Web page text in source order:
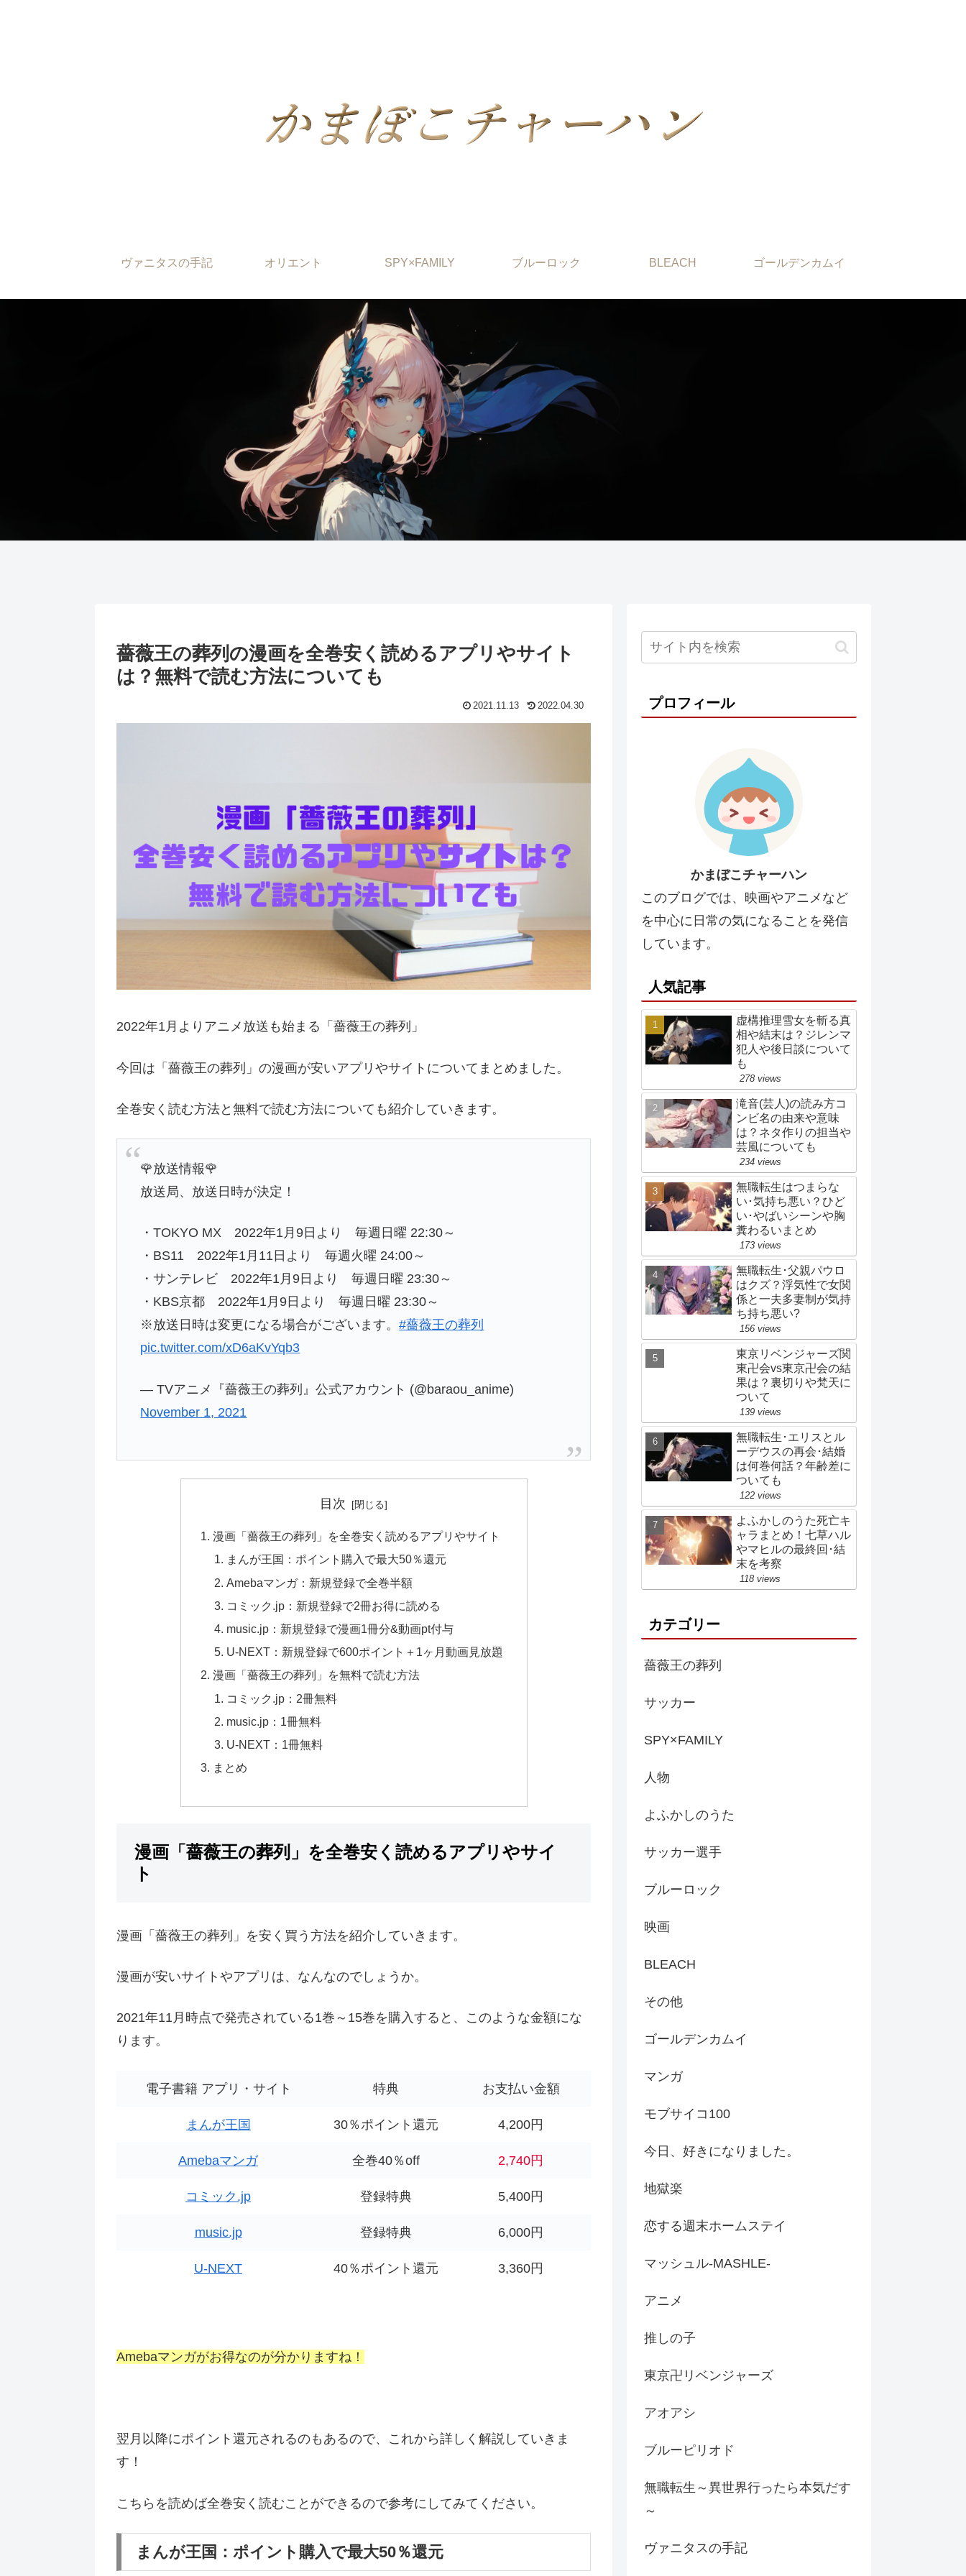
ヴァニタスの手記 オリエント SPY×FAMILY ブルーロック BLEACH ゴールデンカムイ
薔薇王の葬列の漫画を全巻安く読めるアプリやサイト
は？無料で読む方法についても
2021.11.13 2022.04.30
2022年1月よりアニメ放送も始まる「薔薇王の葬列」
今回は「薔薇王の葬列」の漫画が安いアプリやサイトについてまとめました。
全巻安く読む方法と無料で読む方法についても紹介していきます。
🌹放送情報🌹
放送局、放送日時が決定！
・TOKYO MX 2022年1月9日より 毎週日曜 22:30～
・BS11 2022年1月11日より 毎週火曜 24:00～
・サンテレビ 2022年1月9日より 毎週日曜 23:30～
・KBS京都 2022年1月9日より 毎週日曜 23:30～
※放送日時は変更になる場合がございます。#薔薇王の葬列
pic.twitter.com/xD6aKvYqb3
— TVアニメ『薔薇王の葬列』公式アカウント (@baraou_anime)
November 1, 2021
目次
漫画「薔薇王の葬列」を全巻安く読めるアプリやサイト
まんが王国：ポイント購入で最大50％還元
Amebaマンガ：新規登録で全巻半額
コミック.jp：新規登録で2冊お得に読める
music.jp：新規登録で漫画1冊分&動画pt付与
U-NEXT：新規登録で600ポイント＋1ヶ月動画見放題
漫画「薔薇王の葬列」を無料で読む方法
コミック.jp：2冊無料
music.jp：1冊無料
U-NEXT：1冊無料
まとめ
漫画「薔薇王の葬列」を全巻安く読めるアプリやサイ
ト
漫画「薔薇王の葬列」を安く買う方法を紹介していきます。
漫画が安いサイトやアプリは、なんなのでしょうか。
2021年11月時点で発売されている1巻～15巻を購入すると、このような金額にな
ります。
電子書籍 アプリ・サイト 特典 お支払い金額
まんが王国 30％ポイント還元 4,200円
Amebaマンガ 全巻40％off 2,740円
コミック.jp 登録特典 5,400円
music.jp 登録特典 6,000円
U-NEXT 40％ポイント還元 3,360円
Amebaマンガがお得なのが分かりますね！
翌月以降にポイント還元されるのもあるので、これから詳しく解説していきま
す！
こちらを読めば全巻安く読むことができるので参考にしてみてください。
まんが王国：ポイント購入で最大50％還元
プロフィール
かまぼこチャーハン
このブログでは、映画やアニメなど
を中心に日常の気になることを発信
しています。
人気記事
虚構推理雪女を斬る真
相や結末は？ジレンマ
犯人や後日談について
も
278 views
滝音(芸人)の読み方コ
ンビ名の由来や意味
は？ネタ作りの担当や
芸風についても
234 views
無職転生はつまらな
い･気持ち悪い？ひど
い･やばいシーンや胸
糞わるいまとめ
173 views
無職転生･父親パウロ
はクズ？浮気性で女関
係と一夫多妻制が気持
ち持ち悪い?
156 views
東京リベンジャーズ関
東卍会vs東京卍会の結
果は？裏切りや梵天に
ついて
139 views
無職転生･エリスとル
ーデウスの再会･結婚
は何巻何話？年齢差に
ついても
122 views
よふかしのうた死亡キ
ャラまとめ！七草ハル
やマヒルの最終回･結
末を考察
118 views
カテゴリー
薔薇王の葬列
サッカー
SPY×FAMILY
人物
よふかしのうた
サッカー選手
ブルーロック
映画
BLEACH
その他
ゴールデンカムイ
マンガ
モブサイコ100
今日、好きになりました。
地獄楽
恋する週末ホームステイ
マッシュル-MASHLE-
アニメ
推しの子
東京卍リベンジャーズ
アオアシ
ブルーピリオド
無職転生～異世界行ったら本気だす
～
ヴァニタスの手記